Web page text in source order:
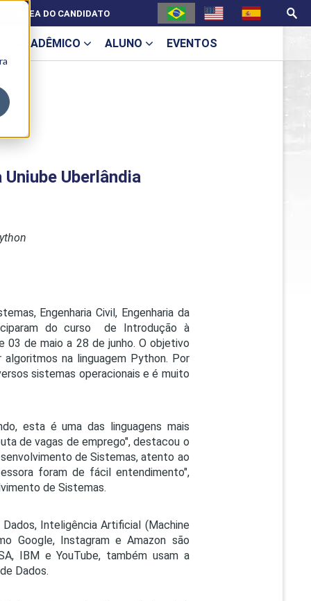
ACADÊMICO ALUNO EVENTOS
ÁREA DO CANDIDATO
Uberlândia
Engenharia Civil, Engenharia da
do curso de Introdução à
03 de maio a 28 de junho. O objetivo
na linguagem Python. Por
sistemas operacionais e é muito
esta é uma das linguagens mais
de vagas de emprego", destacou o
de Sistemas, atento ao
foram de fácil entendimento",
de Sistemas.
Inteligência Artificial (Machine
Google, Instagram e Amazon são
IBM e YouTube, também usam a
Dados.